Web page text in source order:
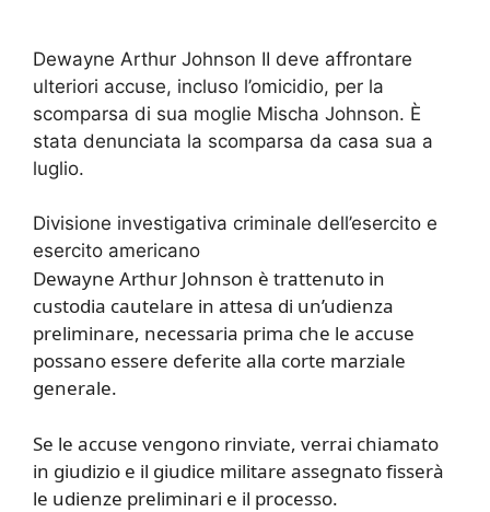
Dewayne Arthur Johnson II deve affrontare
ulteriori accuse, incluso l’omicidio, per la
scomparsa di sua moglie Mischa Johnson. È
stata denunciata la scomparsa da casa sua a
luglio.
Divisione investigativa criminale dell’esercito e
esercito americano
Dewayne Arthur Johnson è trattenuto in
custodia cautelare in attesa di un’udienza
preliminare, necessaria prima che le accuse
possano essere deferite alla corte marziale
generale.
Se le accuse vengono rinviate, verrai chiamato
in giudizio e il giudice militare assegnato fisserà
le udienze preliminari e il processo.